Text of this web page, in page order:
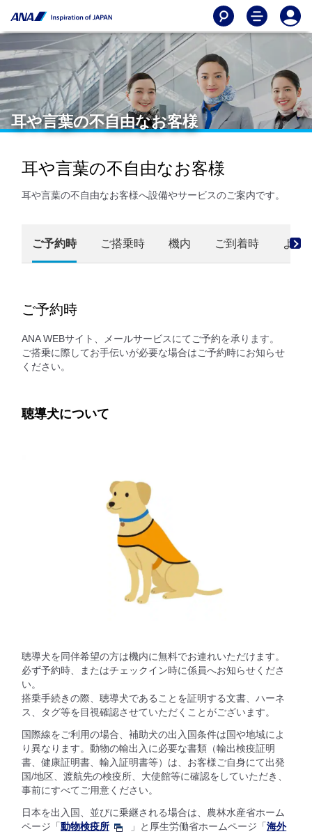
耳や言葉の不自由なお客様
耳や言葉の不自由なお客様
耳や言葉の不自由なお客様へ設備やサービスのご案内です。
ご予約時 ご搭乗時 機内 ご到着時 よく
ご予約時
ANA WEBサイト、メールサービスにてご予約を承ります。
ご搭乗に際してお手伝いが必要な場合はご予約時にお知らせ
ください。
聴導犬について
聴導犬を同伴希望の方は機内に無料でお連れいただけます。
必ず予約時、またはチェックイン時に係員へお知らせくださ
い。
搭乗手続きの際、聴導犬であることを証明する文書、ハーネ
ス、タグ等を目視確認させていただくことがございます。
国際線をご利用の場合、補助犬の出入国条件は国や地域によ
り異なります。動物の輸出入に必要な書類（輸出検疫証明
書、健康証明書、輸入証明書等）は、お客様ご自身にて出発
国/地区、渡航先の検疫所、大使館等に確認をしていただき、
事前にすべてご用意ください。
日本を出入国、並びに乗継される場合は、農林水産省ホーム
ページ「 動物検疫所 」と厚生労働省ホームページ「海外